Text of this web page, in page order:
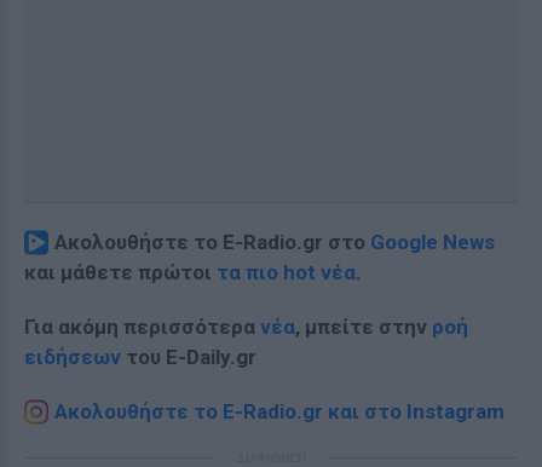
Ακολουθήστε το E-Radio.gr στο Google News
και μάθετε πρώτοι τα πιο hot νέα.
Για ακόμη περισσότερα νέα, μπείτε στην ροή
ειδήσεων του E-Daily.gr
Ακολουθήστε το E-Radio.gr και στο Instagram